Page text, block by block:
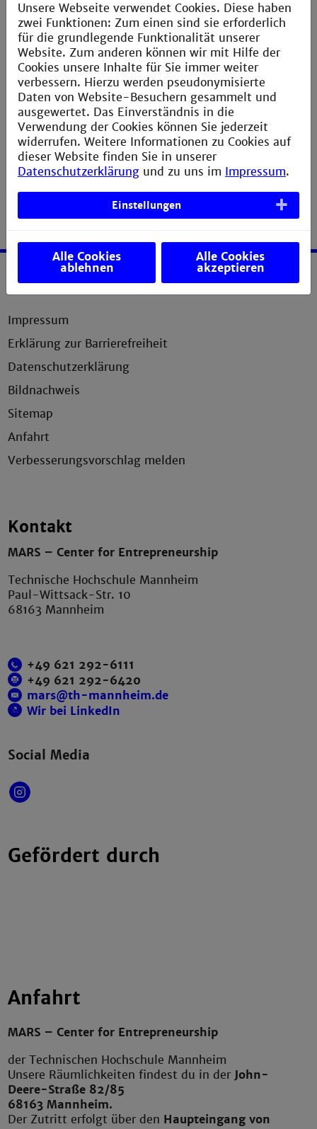
Mike Möck
B.Sc. Computer Science
Schwerpunkt Research & Database Application
Tim Aaron Möck
Master Sc. In Mechatronik
Service
Impressum
Erklärung zur Barrierefreiheit
Datenschutzerklärung
Bildnachweis
Sitemap
Anfahrt
Verbesserungsvorschlag melden
Kontakt
MARS – Center for Entrepreneurship
Technische Hochschule Mannheim
Paul-Wittsack-Str. 10
68163 Mannheim
+49 621 292-6111
+49 621 292-6420
mars@th-mannheim.de
Wir bei LinkedIn
Social Media
Gefördert durch
Anfahrt
MARS – Center for Entrepreneurship
der Technischen Hochschule Mannheim
Unsere Räumlichkeiten findest du in der John-
Deere-Straße 82/85
68163 Mannheim.
Der Zutritt erfolgt über den Haupteingang von
Unsere Webseite verwendet Cookies. Diese haben
zwei Funktionen: Zum einen sind sie erforderlich
für die grundlegende Funktionalität unserer
Website. Zum anderen können wir mit Hilfe der
Cookies unsere Inhalte für Sie immer weiter
verbessern. Hierzu werden pseudonymisierte
Daten von Website-Besuchern gesammelt und
ausgewertet. Das Einverständnis in die
Verwendung der Cookies können Sie jederzeit
widerrufen. Weitere Informationen zu Cookies auf
dieser Website finden Sie in unserer
Datenschutzerklärung und zu uns im Impressum.
Einstellungen
Alle Cookies
ablehnen
Alle Cookies
akzeptieren